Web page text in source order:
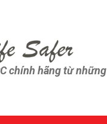
chính hãng từ những